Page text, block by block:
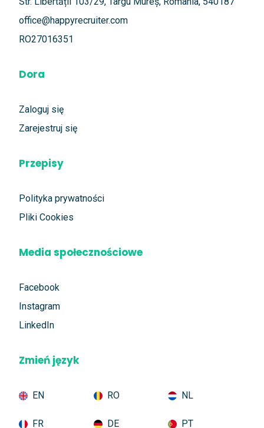
office@happyrecruiter.com
RO27016351
Dora
Zaloguj się
Zarejestruj się
Przepisy
Polityka prywatności
Pliki Cookies
Media społecznościowe
Facebook
Instagram
LinkedIn
Zmień język
EN RO NL
FR DE PT